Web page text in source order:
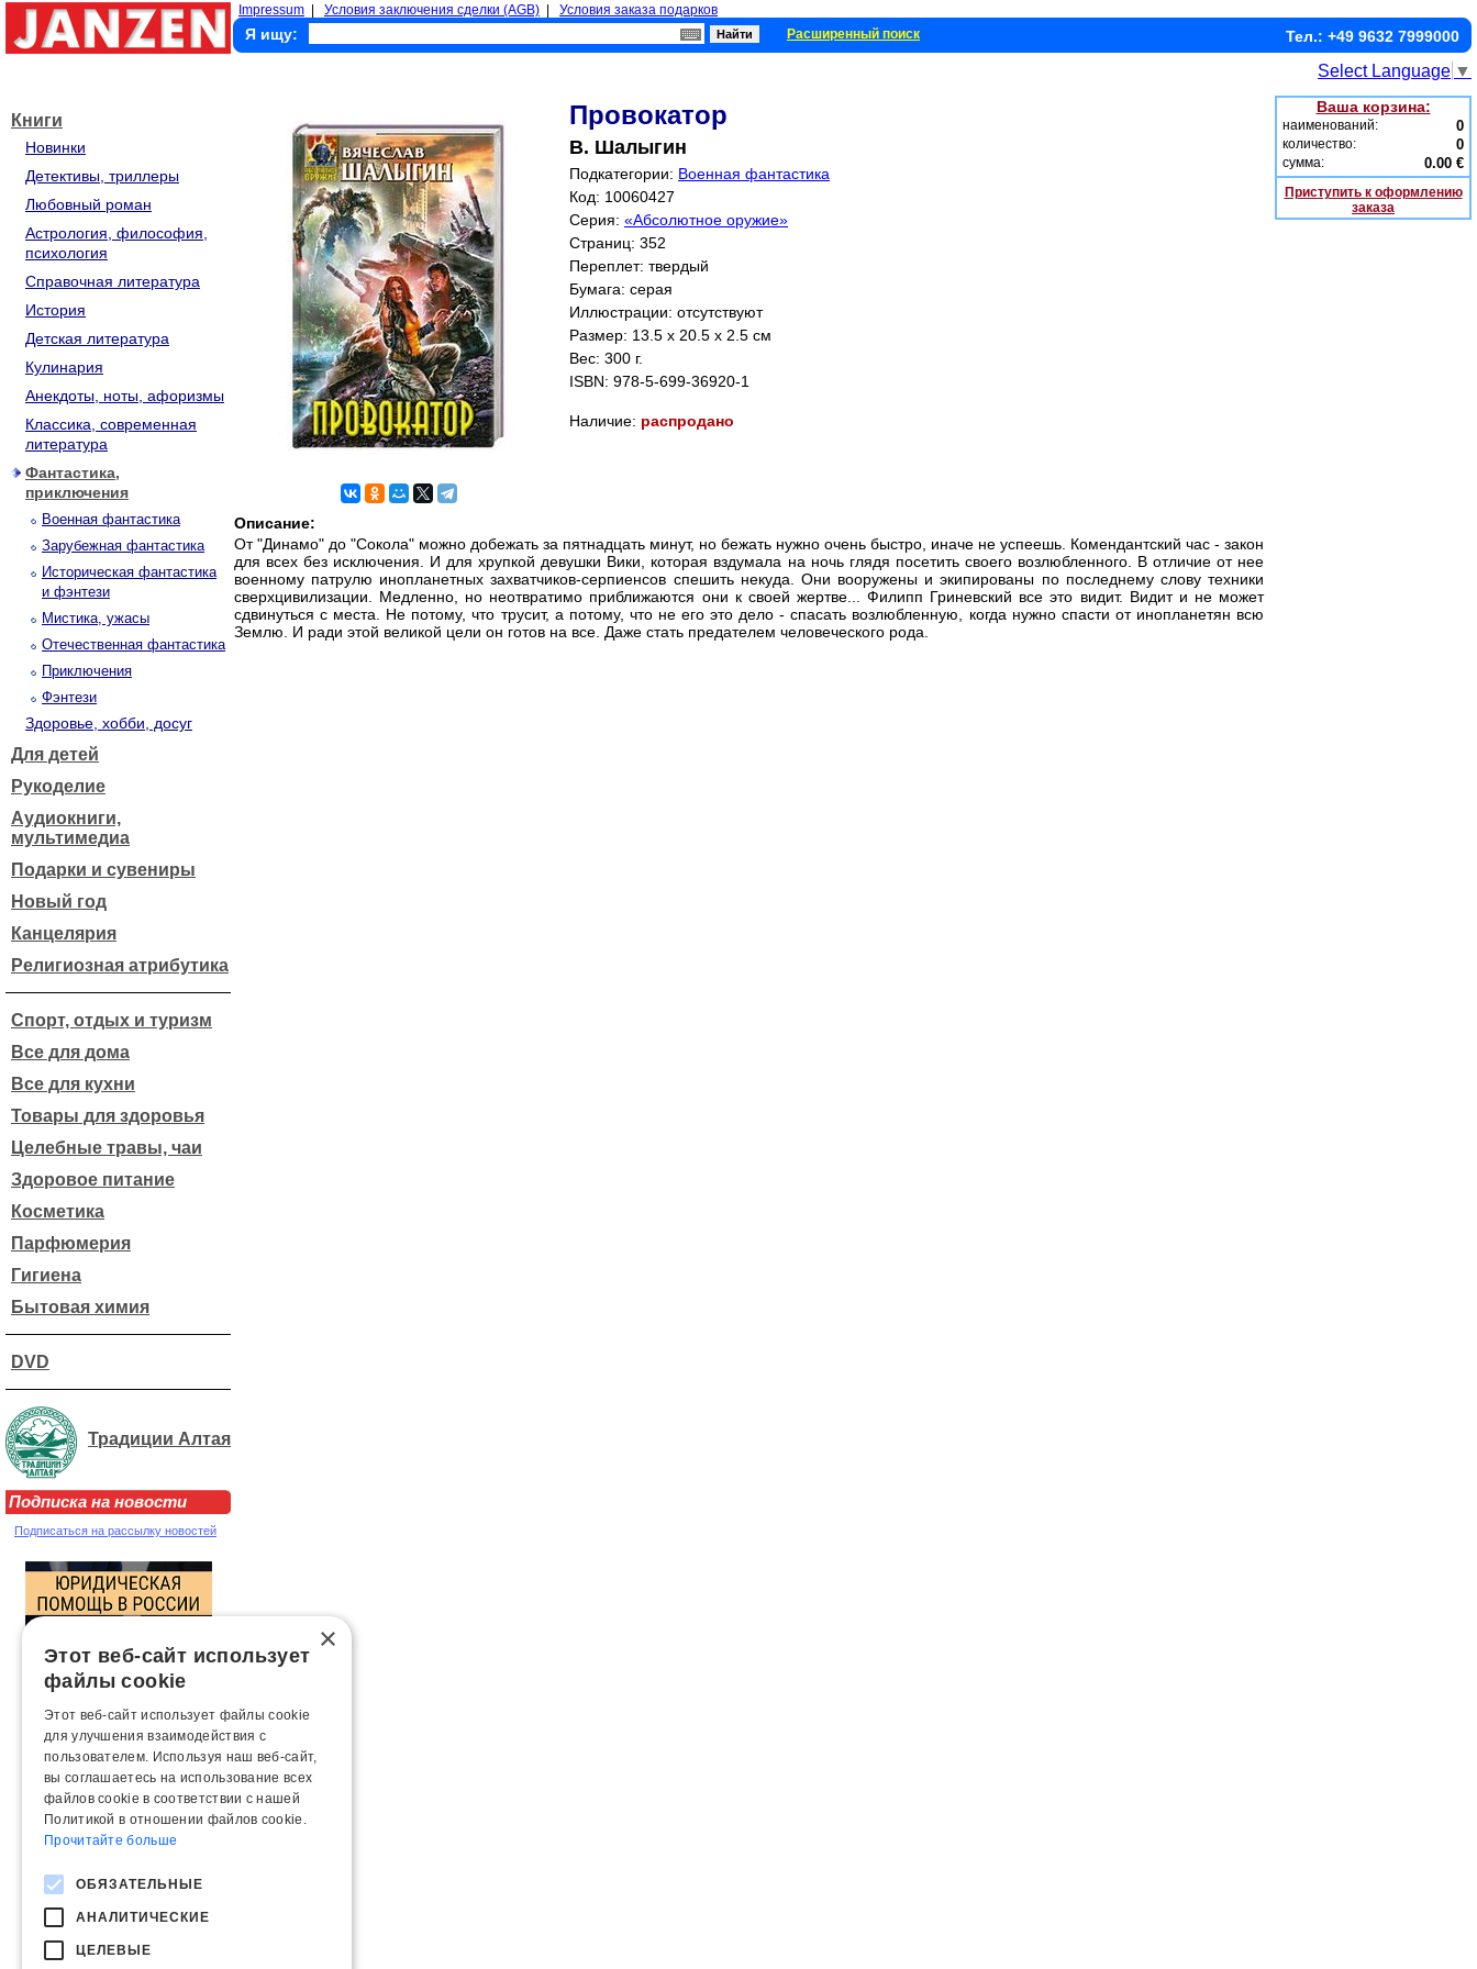
Impressum Условия заключения сделки (AGB) Условия заказа подарков
Я ищу: Расширенный поиск Тел.: +49 9632 7999000
Select Language ▼
Книги
Новинки
Детективы, триллеры
Любовный роман
Астрология, философия,
психология
Справочная литература
История
Детская литература
Кулинария
Анекдоты, ноты, афоризмы
Классика, современная
литература
Фантастика,
приключения
Военная фантастика
Зарубежная фантастика
Историческая фантастика
и фэнтези
Мистика, ужасы
Отечественная фантастика
Приключения
Фэнтези
Здоровье, хобби, досуг
Для детей
Рукоделие
Аудиокниги,
мультимедиа
Подарки и сувениры
Новый год
Канцелярия
Религиозная атрибутика
Спорт, отдых и туризм
Все для дома
Все для кухни
Товары для здоровья
Целебные травы, чаи
Здоровое питание
Косметика
Парфюмерия
Гигиена
Бытовая химия
DVD
Традиции Алтая
Подписка на новости
Подписаться на рассылку новостей
Провокатор
В. Шалыгин
Подкатегории: Военная фантастика
Код: 10060427
Серия: «Абсолютное оружие»
Страниц: 352
Переплет: твердый
Бумага: серая
Иллюстрации: отсутствуют
Размер: 13.5 x 20.5 x 2.5 см
Вес: 300 г.
ISBN: 978-5-699-36920-1
Наличие: распродано
Описание:
От "Динамо" до "Сокола" можно добежать за пятнадцать минут, но бежать нужно очень быстро, иначе не успеешь. Комендантский час - закон
для всех без исключения. И для хрупкой девушки Вики, которая вздумала на ночь глядя посетить своего возлюбленного. В отличие от нее
военному патрулю инопланетных захватчиков-серпиенсов спешить некуда. Они вооружены и экипированы по последнему слову техники
сверхцивилизации. Медленно, но неотвратимо приближаются они к своей жертве... Филипп Гриневский все это видит. Видит и не может
сдвинуться с места. Не потому, что трусит, а потому, что не его это дело - спасать возлюбленную, когда нужно спасти от инопланетян всю
Землю. И ради этой великой цели он готов на все. Даже стать предателем человеческого рода.
Ваша корзина:
наименований: 0
количество: 0
сумма: 0.00 €
Приступить к оформлению
заказа
×
Этот веб-сайт использует
файлы cookie
Этот веб-сайт использует файлы cookie
для улучшения взаимодействия с
пользователем. Используя наш веб-сайт,
вы соглашаетесь на использование всех
файлов cookie в соответствии с нашей
Политикой в ​​отношении файлов cookie.
Прочитайте больше
ОБЯЗАТЕЛЬНЫЕ
АНАЛИТИЧЕСКИЕ
ЦЕЛЕВЫЕ